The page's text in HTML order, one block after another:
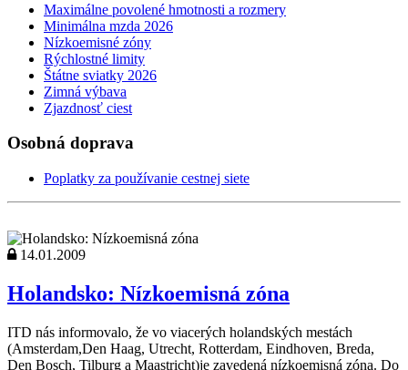
Maximálne povolené hmotnosti a rozmery
Minimálna mzda 2026
Nízkoemisné zóny
Rýchlostné limity
Štátne sviatky 2026
Zimná výbava
Zjazdnosť ciest
Osobná doprava
Poplatky za používanie cestnej siete
14.01.2009
Holandsko: Nízkoemisná zóna
ITD nás informovalo, že vo viacerých holandských mestách
(Amsterdam,Den Haag, Utrecht, Rotterdam, Eindhoven, Breda,
Den Bosch, Tilburg a Maastricht)je zavedená nízkoemisná zóna. Do